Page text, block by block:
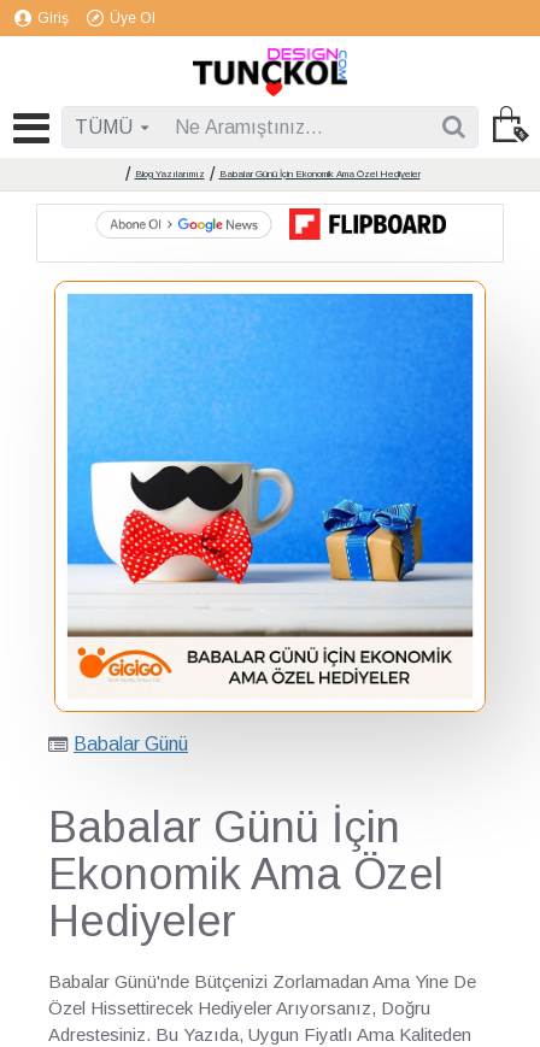
Giriş Üye Ol
TÜMÜ
Blog Yazılarımız Babalar Günü İçin Ekonomik Ama Özel Hediyeler
Babalar Günü
Babalar Günü İçin
Ekonomik Ama Özel
Hediyeler
Babalar Günü'nde Bütçenizi Zorlamadan Ama Yine De
Özel Hissettirecek Hediyeler Arıyorsanız, Doğru
Adrestesiniz. Bu Yazıda, Uygun Fiyatlı Ama Kaliteden